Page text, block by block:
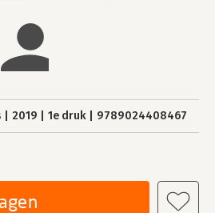
2019 1e druk 9789024408467